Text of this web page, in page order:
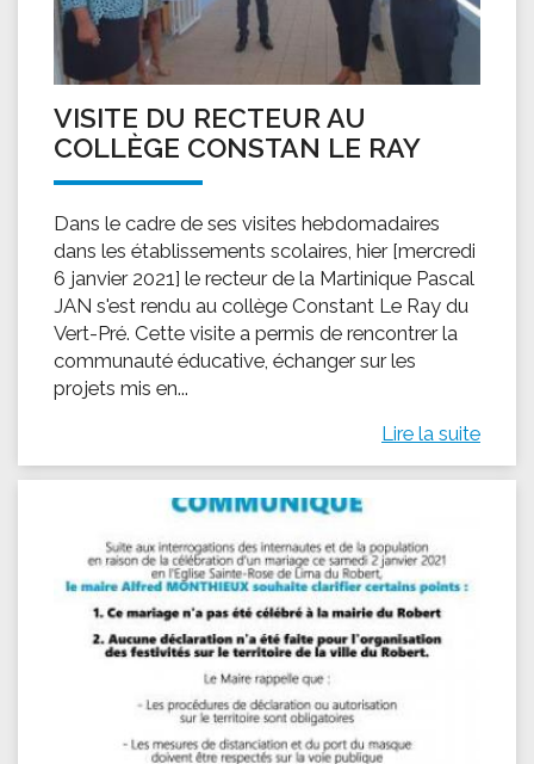
VISITE DU RECTEUR AU
COLLÈGE CONSTAN LE RAY
Dans le cadre de ses visites hebdomadaires
dans les établissements scolaires, hier [mercredi
6 janvier 2021] le recteur de la Martinique Pascal
JAN s'est rendu au collège Constant Le Ray du
Vert-Pré. Cette visite a permis de rencontrer la
communauté éducative, échanger sur les
projets mis en...
Lire la suite